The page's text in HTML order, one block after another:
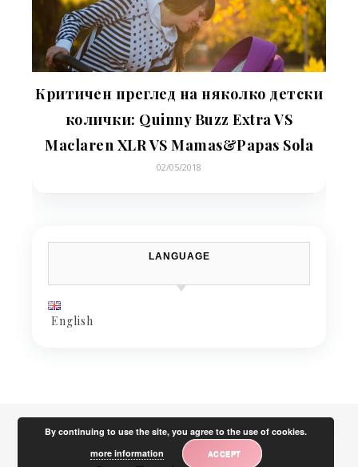
Критичен преглед на няколко детски
колички: Quinny Buzz Extra VS
Maclaren XLR VS Mamas&Papas Sola
02/05/2018
LANGUAGE
English
By continuing to use the site, you agree to the use of cookies.
more information
ACCEPT